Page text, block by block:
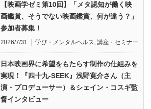
【映画学ゼミ第10回】「メタ認知が働く映
画鑑賞、そうでない映画鑑賞、何が違う？」
参加者募集！
2026/7/31 学び・メンタルヘルス 講座・セミナー
日本映画界に希望をもたらす制作の仕組みを
実現！『四十九-SEEK』浅野寛介さん（主
演・プロデューサー）＆シェイン・コスギ監
督インタビュー